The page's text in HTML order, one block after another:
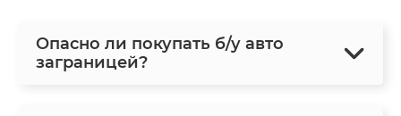
Опасно ли покупать б/у авто
заграницей?